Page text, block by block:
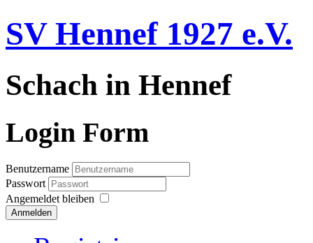
SV Hennef 1927 e.V.
Schach in Hennef
Login Form
Benutzername
Passwort
Angemeldet bleiben
Anmelden